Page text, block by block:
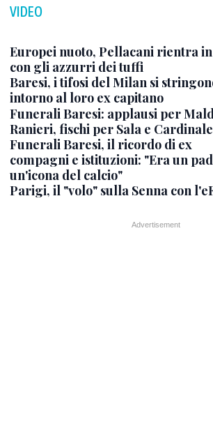
VIDEO
Europei nuoto, Pellacani rientra
con gli azzurri dei tuffi
Baresi, i tifosi del Milan si
intorno al loro ex capitano
Funerali Baresi: applausi per
Ranieri, fischi per Sala e Cardinale
Funerali Baresi, il ricordo di ex
compagni e istituzioni: "Era un
un'icona del calcio"
Parigi, il "volo" sulla Senna con